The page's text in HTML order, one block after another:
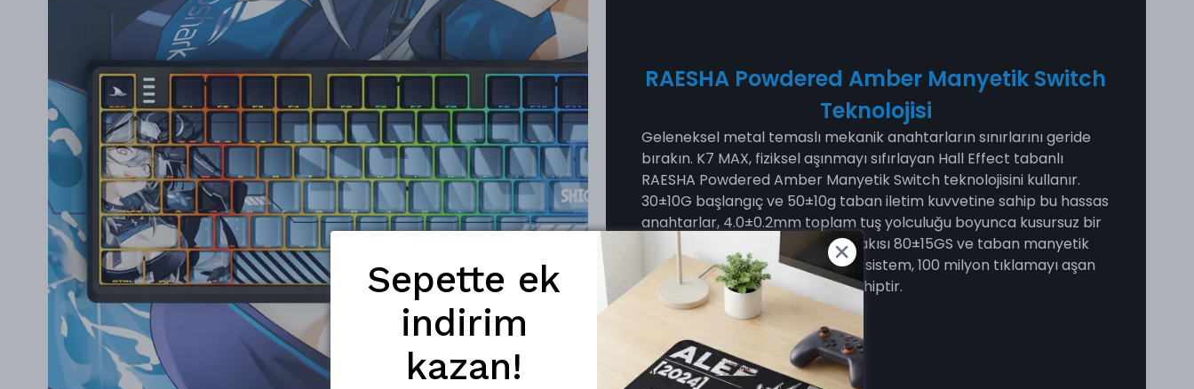
RAESHA Powdered Amber Manyetik Switch
Teknolojisi
Geleneksel metal temaslı mekanik anahtarların sınırlarını geride
bırakın. K7 MAX, fiziksel aşınmayı sıfırlayan Hall Effect tabanlı
RAESHA Powdered Amber Manyetik Switch teknolojisini kullanır.
30±10G başlangıç ve 50±10g taban iletim kuvvetine sahip bu hassas
anahtarlar, 4.0±0.2mm toplam tuş yolculuğu boyunca kusursuz bir
pürüzsüzlük sunar. İlk manyetik akısı 80±15GS ve taban manyetik
akısı 550±70Gs olan bu gelişmiş sistem, 100 milyon tıklamayı aşan
ekstrem bir kullanım ömrüne sahiptir.
Sepette ek
indirim
kazan!